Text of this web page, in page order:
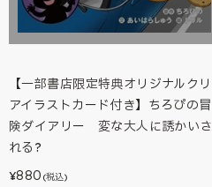
【一部書店限定特典オリジナルクリ
アイラストカード付き】ちろぴの冒
険ダイアリー 変な大人に誘かいさ
れる?
¥880 (税込)